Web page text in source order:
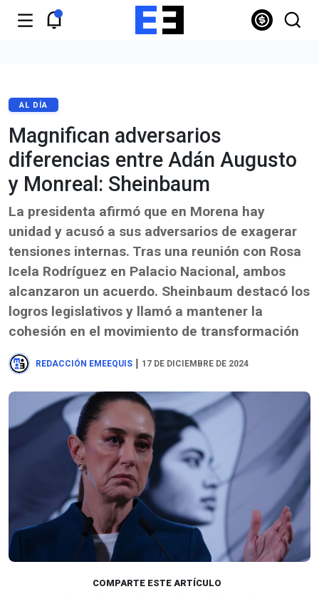
AL DÍA
Magnifican adversarios
diferencias entre Adán Augusto
y Monreal: Sheinbaum
La presidenta afirmó que en Morena hay
unidad y acusó a sus adversarios de exagerar
tensiones internas. Tras una reunión con Rosa
Icela Rodríguez en Palacio Nacional, ambos
alcanzaron un acuerdo. Sheinbaum destacó los
logros legislativos y llamó a mantener la
cohesión en el movimiento de transformación
REDACCIÓN EMEEQUIS | 17 DE DICIEMBRE DE 2024
COMPARTE ESTE ARTÍCULO